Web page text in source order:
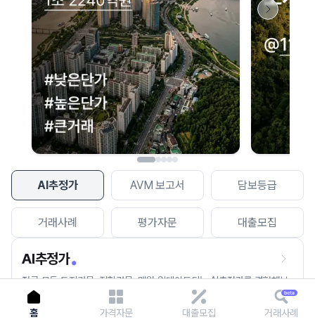
AI추정가 AVM 보고서 담보등급
거래사례 평가자문 대출모집
AI추정가
전국 모든 토지건물, 집합건물, 매월 업데이트되는 AI추정가를 경험해보
세요.
현재 네이버 지도 연결이 원활하지 않아 지도를 불러올 수 없습니다.
이용에 불편을 드려 죄송합니다.
다시 시도
홈 가격자문 대출모집 거래사례